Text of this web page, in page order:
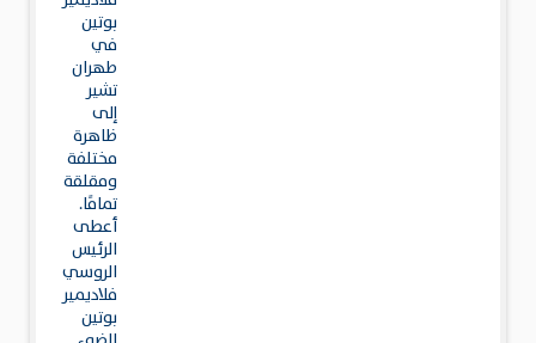
بوتين
في
طهران
تشير
إلى
ظاهرة
مختلفة
ومقلقة
تمامًا.
أعطى
الرئيس
الروسي
فلاديمير
بوتين